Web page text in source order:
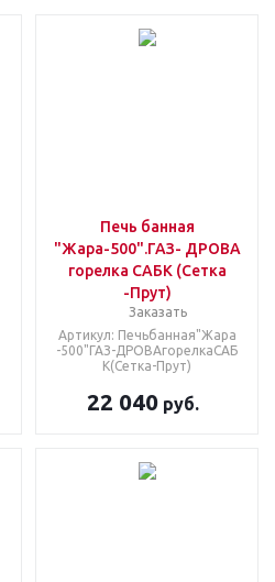
Печь банная
"Жара-500".ГАЗ- ДРОВА
горелка САБК (Сетка
-Прут)
Заказать
Артикул: Печьбанная"Жара
-500"ГАЗ-ДРОВАгорелкаСАБ
К(Сетка-Прут)
22 040 руб.